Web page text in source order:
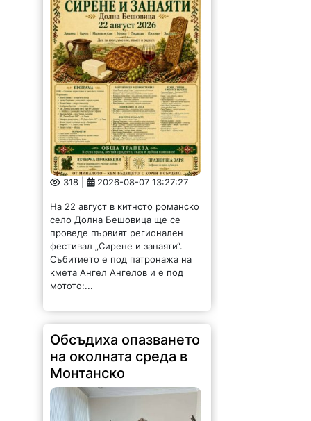
318 | 2026-08-07 13:27:27
На 22 август в китното романско
село Долна Бешовица ще се
проведе първият регионален
фестивал „Сирене и занаяти“.
Събитието е под патронажа на
кмета Ангел Ангелов и е под
мотото:...
Обсъдиха опазването
на околната среда в
Монтанско